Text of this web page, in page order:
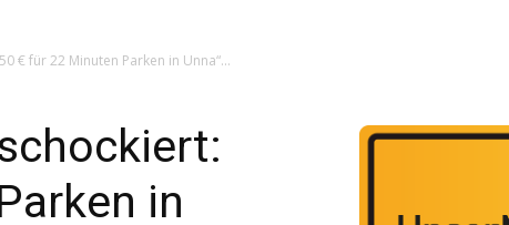
€ für 22 Minuten Parken in Unna“...
in